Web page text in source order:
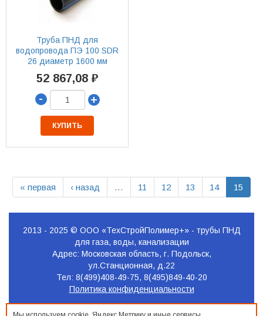
Труба ПНД для
водопровода ПЭ 100 SDR
26 диаметр 1600 мм
52 867,08 ₽
-
+
КУПИТЬ
« первая ‹ назад … 11 12 13 14 15
2013 - 2025 © ООО «ТехСтройПолимер+» - трубы ПНД
для газа, воды, канализации
Адрес: Московская область, г. Подольск,
ул.Станционная, д.22
Тел: 8(499)408-49-75, 8(495)849-40-20
Политика конфиденциальности
Продвижение